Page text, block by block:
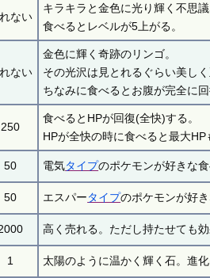
ない
キラキラと金色に光り輝く不思議
食べるとレベルが5上がる。
ない
金色に輝く奇跡のリンゴ。
その光沢は見とれるぐらい美し
ちなみに食べるとお腹が完全に
250
食べるとHPが回復(全快)する。
HPが全快の時に食べると最大HP
50 電気タイプのポケモンが好きな食
50 エスパータイプのポケモンが好き
高く売れる。ただし持たせても
1 太陽のように温かく輝く石。進化